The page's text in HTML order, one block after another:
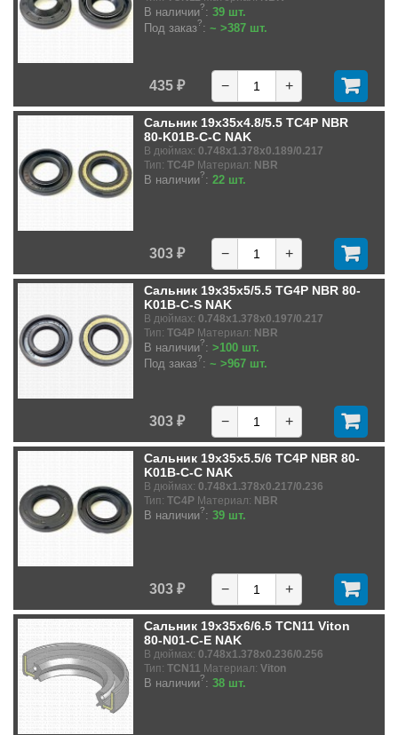
В наличии?: 39 шт.
Под заказ?: ~ >387 шт.
435 ₽ − +
Сальник 19x35x4.8/5.5 TC4P NBR
80-K01B-C-C NAK
В дюймах: 0.748x1.378x0.189/0.217
Тип: TC4P Материал: NBR
В наличии?: 22 шт.
303 ₽ − +
Сальник 19x35x5/5.5 TG4P NBR 80-
K01B-C-S NAK
В дюймах: 0.748x1.378x0.197/0.217
Тип: TG4P Материал: NBR
В наличии?: >100 шт.
Под заказ?: ~ >967 шт.
303 ₽ − +
Сальник 19x35x5.5/6 TC4P NBR 80-
K01B-C-C NAK
В дюймах: 0.748x1.378x0.217/0.236
Тип: TC4P Материал: NBR
В наличии?: 39 шт.
303 ₽ − +
Сальник 19x35x6/6.5 TCN11 Viton
80-N01-C-E NAK
В дюймах: 0.748x1.378x0.236/0.256
Тип: TCN11 Материал: Viton
В наличии?: 38 шт.